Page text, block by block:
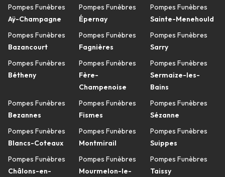
Pompes Funèbres
Aÿ-Champagne
Pompes Funèbres
Bazancourt
Pompes Funèbres
Bétheny
Pompes Funèbres
Bezannes
Pompes Funèbres
Blancs-Coteaux
Pompes Funèbres
Châlons-en-
Pompes Funèbres
Épernay
Pompes Funèbres
Fagnières
Pompes Funèbres
Fère-
Champenoise
Pompes Funèbres
Fismes
Pompes Funèbres
Montmirail
Pompes Funèbres
Mourmelon-le-
Pompes Funèbres
Sainte-Menehould
Pompes Funèbres
Sarry
Pompes Funèbres
Sermaize-les-
Bains
Pompes Funèbres
Sézanne
Pompes Funèbres
Suippes
Pompes Funèbres
Taissy